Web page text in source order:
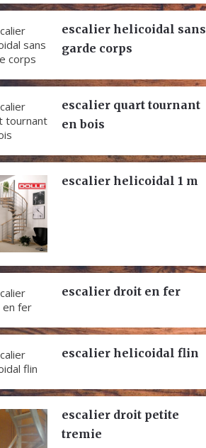
escalier helicoidal sans
garde corps
escalier quart tournant
en bois
escalier helicoidal 1 m
escalier droit en fer
escalier helicoidal flin
escalier droit petite
tremie